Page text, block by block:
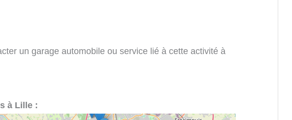
un garage automobile ou service lié à cette activité à
à Lille :